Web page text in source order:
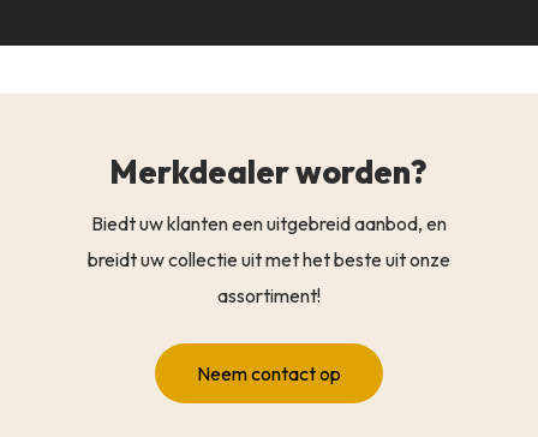
Merkdealer worden?
Biedt uw klanten een uitgebreid aanbod, en
breidt uw collectie uit met het beste uit onze
assortiment!
Neem contact op